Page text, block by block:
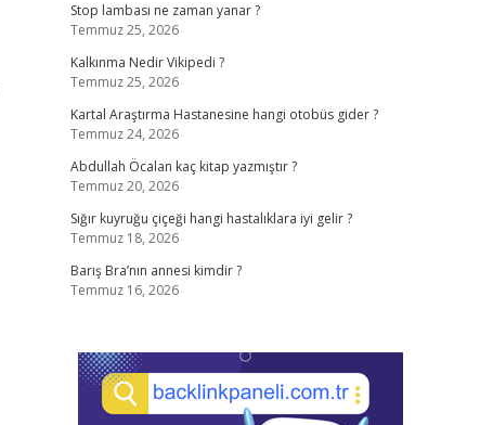
Stop lambası ne zaman yanar ?
Temmuz 25, 2026
Kalkınma Nedir Vikipedi ?
Temmuz 25, 2026
Kartal Araştırma Hastanesine hangi otobüs gider ?
Temmuz 24, 2026
Abdullah Öcalan kaç kitap yazmıştır ?
Temmuz 20, 2026
Sığır kuyruğu çiçeği hangi hastalıklara iyi gelir ?
Temmuz 18, 2026
Barış Bra’nın annesi kimdir ?
Temmuz 16, 2026